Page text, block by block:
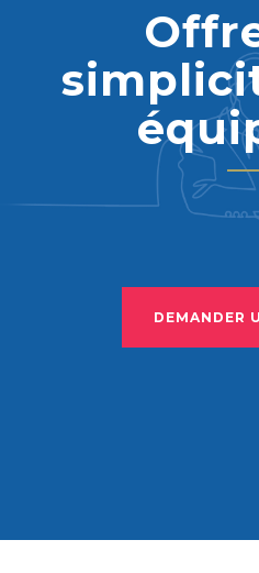
DEMANDER